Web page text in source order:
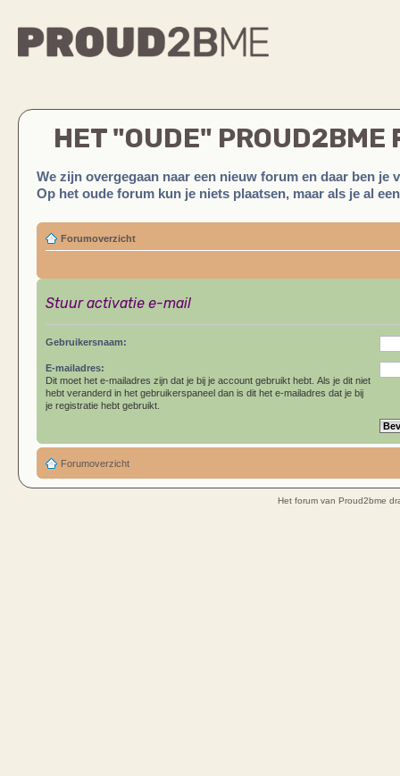
HET "OUDE" PROUD2BME
We zijn overgegaan naar een nieuw forum en daar ben je
Op het oude forum kun je niets plaatsen, maar als je al
Forumoverzicht
Stuur activatie e-mail
Gebruikersnaam:
E-mailadres:
Dit moet het e-mailadres zijn dat je bij je account gebruikt hebt. Als je dit niet
hebt veranderd in het gebruikerspaneel dan is dit het e-mailadres dat je bij
je registratie hebt gebruikt.
Forumoverzicht
Het forum van Proud2bme